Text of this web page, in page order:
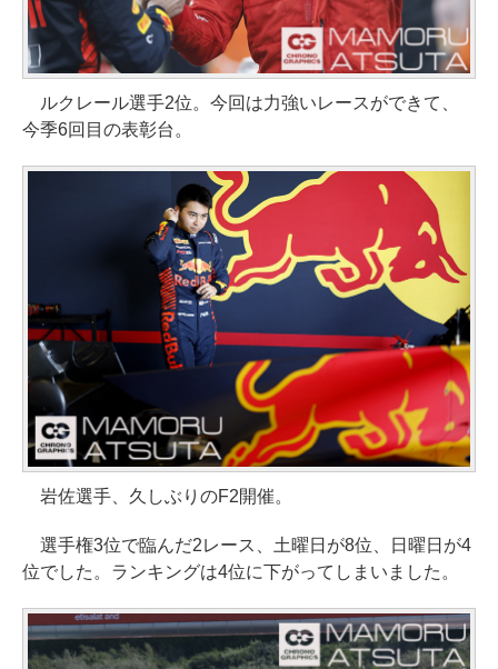
ルクレール選手2位。今回は力強いレースができて、
今季6回目の表彰台。
岩佐選手、久しぶりのF2開催。
選手権3位で臨んだ2レース、土曜日が8位、日曜日が4
位でした。ランキングは4位に下がってしまいました。